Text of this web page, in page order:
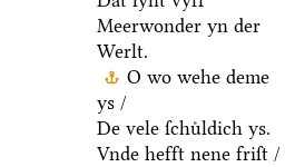
Meerwonder yn der
Werlt.
O wo wehe deme
ys /
De vele ſchuͤldich ys.
Vnde hefft nene friſt /